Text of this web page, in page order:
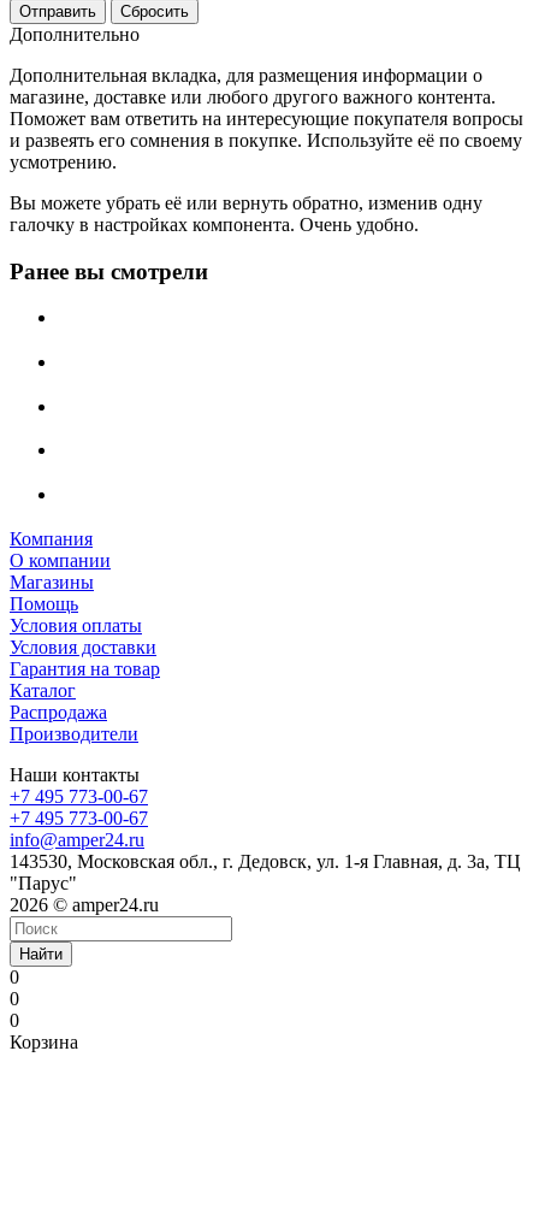
Отправить Сбросить
Дополнительно
Дополнительная вкладка, для размещения информации о
магазине, доставке или любого другого важного контента.
Поможет вам ответить на интересующие покупателя вопросы
и развеять его сомнения в покупке. Используйте её по своему
усмотрению.
Вы можете убрать её или вернуть обратно, изменив одну
галочку в настройках компонента. Очень удобно.
Ранее вы смотрели
Компания
О компании
Магазины
Помощь
Условия оплаты
Условия доставки
Гарантия на товар
Каталог
Распродажа
Производители
Наши контакты
+7 495 773-00-67
+7 495 773-00-67
info@amper24.ru
143530, Московская обл., г. Дедовск, ул. 1-я Главная, д. 3а, ТЦ
"Парус"
2026 © amper24.ru
Найти
0
0
0
Корзина